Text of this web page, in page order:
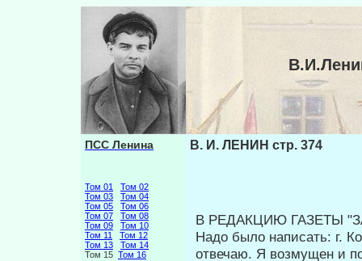
ПСС Ленина
Том 01
Том 02
Том 03
Том 04
Том 05
Том 06
Том 07
Том 08
Том 09
Том 10
Том 11
Том 12
Том 13
Том 14
Том 15 Том 16
В. И. ЛЕНИН стр. 374
В РЕДАКЦИЮ ГАЗЕТЫ
Надо было написать: г.
отвечаю. Я возмущен и